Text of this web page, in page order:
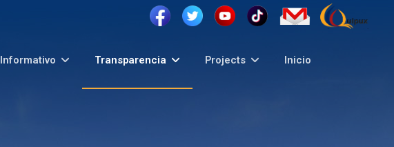
Informativo Transparencia Projects Inicio